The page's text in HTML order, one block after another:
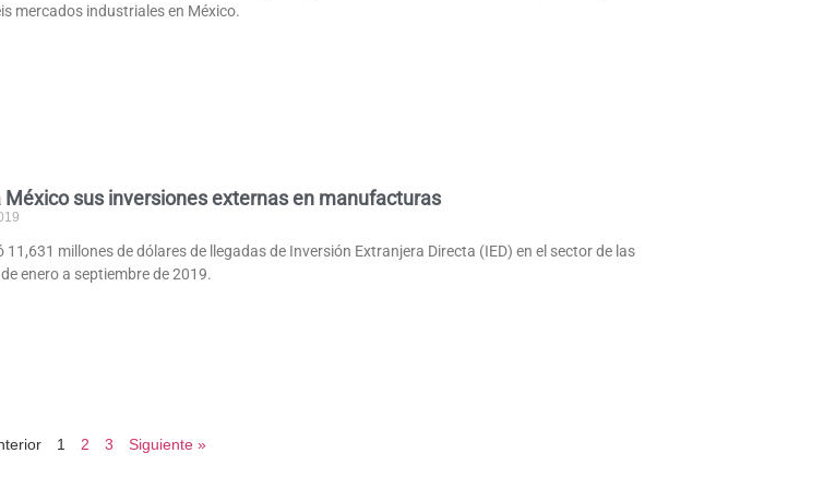
mercados industriales en México.
México sus inversiones externas en manufacturas
11,631 millones de dólares de llegadas de Inversión Extranjera Directa (IED) en el sector de las
enero a septiembre de 2019.
1 2 3 Siguiente »